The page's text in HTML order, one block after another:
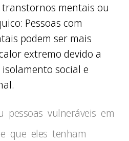
mentais ou
Pessoas com
podem ser mais
extremo devido a
social e
pessoas vulneráveis em
que eles tenham